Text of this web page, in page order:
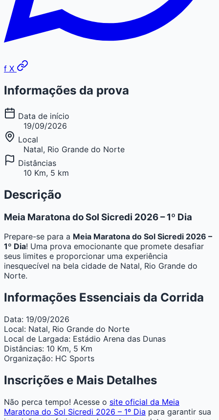
f X
Informações da prova
Data de início
19/09/2026
Local
Natal, Rio Grande do Norte
Distâncias
10 Km, 5 km
Descrição
Meia Maratona do Sol Sicredi 2026 – 1º Dia
Prepare-se para a Meia Maratona do Sol Sicredi 2026 –
1º Dia! Uma prova emocionante que promete desafiar
seus limites e proporcionar uma experiência
inesquecível na bela cidade de Natal, Rio Grande do
Norte.
Informações Essenciais da Corrida
Data: 19/09/2026
Local: Natal, Rio Grande do Norte
Local de Largada: Estádio Arena das Dunas
Distâncias: 10 Km, 5 Km
Organização: HC Sports
Inscrições e Mais Detalhes
Não perca tempo! Acesse o site oficial da Meia
Maratona do Sol Sicredi 2026 – 1º Dia para garantir sua